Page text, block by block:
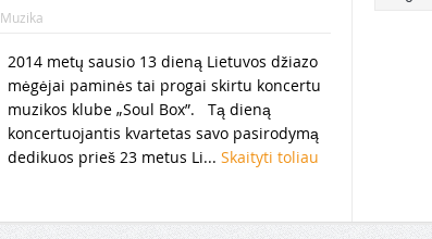
Muzika
2014 metų sausio 13 dieną Lietuvos džiazo
mėgėjai paminės tai progai skirtu koncertu
muzikos klube „Soul Box”. Tą dieną
koncertuojantis kvartetas savo pasirodymą
dedikuos prieš 23 metus Li... Skaityti toliau